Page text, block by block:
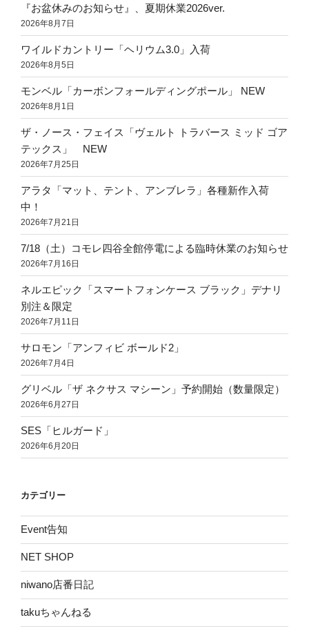
『お盆休みのお知らせ』、夏期休業2026ver.
2026年8月7日
ワイルドカントリー「ヘリウム3.0」入荷
2026年8月5日
モンベル「カーボンフォールディングポール」 NEW
2026年8月1日
ザ・ノース・フェイス「ヴェルト トラバース ミッド ゴア
テックス」 NEW
2026年7月25日
アラタ「マット、テント、アンブレラ」各種新作入荷
中！
2026年7月21日
7/18（土）コモレ四谷全館停電による臨時休業のお知らせ
2026年7月16日
ネルエピック「スマートフォンケース ブラック」デナリ
別注＆限定
2026年7月11日
サロモン「アンフィビ ボールド2」
2026年7月4日
グリベル「ザ ネクサス マシーン」予約開始（数量限定）
2026年6月27日
SES「ヒルガード」
2026年6月20日
カテゴリー
Event告知
NET SHOP
niwano店番日記
takuちゃんねる